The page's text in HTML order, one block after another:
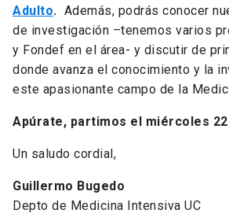
Adulto. Además, podrás conocer
de investigación –tenemos varios
y Fondef en el área- y discutir de
donde avanza el conocimiento y la
este apasionante campo de la
Apúrate, partimos el miércoles 22
Un saludo cordial,
Guillermo Bugedo
Depto de Medicina Intensiva UC